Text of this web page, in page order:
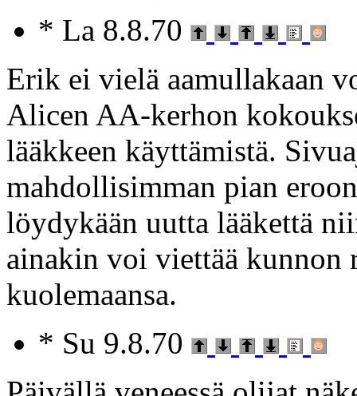
* La 8.8.70
Erik ei vielä aamullakaan
Alicen AA-kerhon
lääkkeen käyttämistä.
mahdollisimman pian
löydykään uutta lääkettä
ainakin voi viettää kunnon
kuolemaansa.
* Su 9.8.70